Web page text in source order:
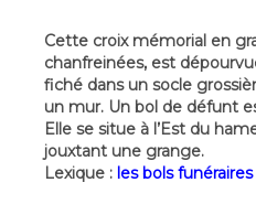
Cette croix mémorial en
chanfreinées, est
fiché dans un socle
un mur. Un bol de défunt
Elle se situe à l’Est du
jouxtant une grange.
Lexique : les bols funéraires